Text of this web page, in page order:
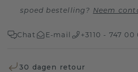
spoed bestelling? Neem
Chat E-mail +3110 - 747 00
30 dagen retour